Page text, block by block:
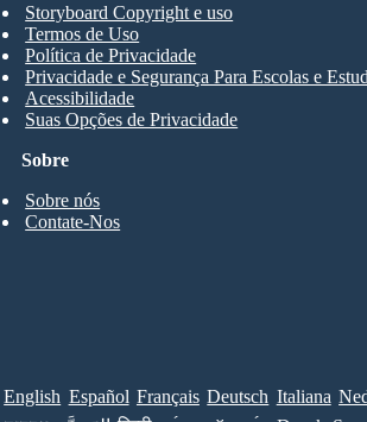
Sobre
Sobre nós
Contate-Nos
Storyboard Copyright e uso
Termos de Uso
Política de Privacidade
Privacidade e Segurança Para Escolas e
Acessibilidade
Suas Opções de Privacidade
English Español Français Deutsch Italiana